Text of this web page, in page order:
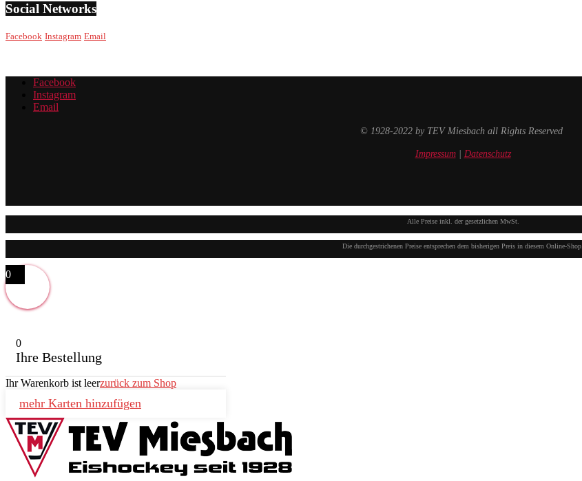
Social Networks
Facebook Instagram Email
Facebook
Instagram
Email
© 1928-2022 by TEV Miesbach all Rights Reserved
Impressum| Datenschutz
Alle Preise inkl. der gesetzlichen MwSt.
Die durchgestrichenen Preise entsprechen dem bisherigen Preis in diesem Online-Shop.
0
0
Ihre Bestellung
Ihr Warenkorb ist leerzurück zum Shop
mehr Karten hinzufügen